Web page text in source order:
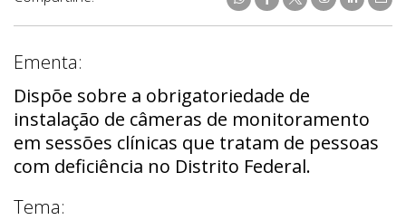
Ementa:
Dispõe sobre a obrigatoriedade de
instalação de câmeras de monitoramento
em sessões clínicas que tratam de pessoas
com deficiência no Distrito Federal.
Tema: